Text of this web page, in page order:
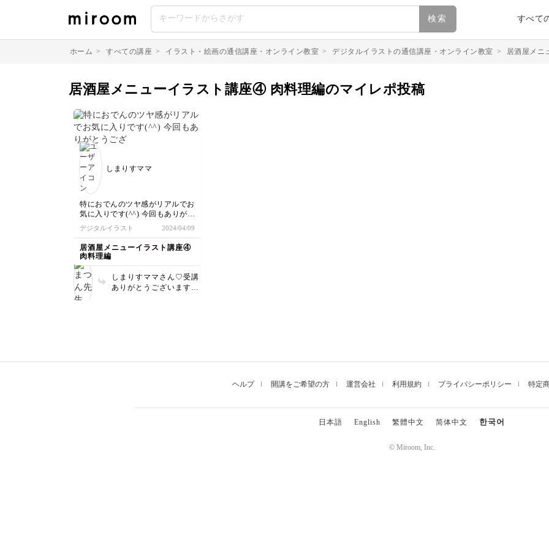
検索 すべて
ホーム > すべての講座 > イラスト・絵画の通信講座・オンライン教室 > デジタルイラストの通信講座・オンライン教室 > 居酒屋メニ
居酒屋メニューイラスト講座④ 肉料理編のマイレポ投稿
しまりすママ
特におでんのツヤ感がリアルでお
気に入りです(^^) 今回もありがと
うございました！
デジタルイラスト 2024/04/09
居酒屋メニューイラスト講座④
肉料理編
しまりすママさん♡受講
ありがとうございます！
🫶
ヘルプ 開講をご希望の方 運営会社 利用規約 プライバシーポリシー 特定
日本語 English 繁體中文 简体中文 한국어
© Miroom, Inc.